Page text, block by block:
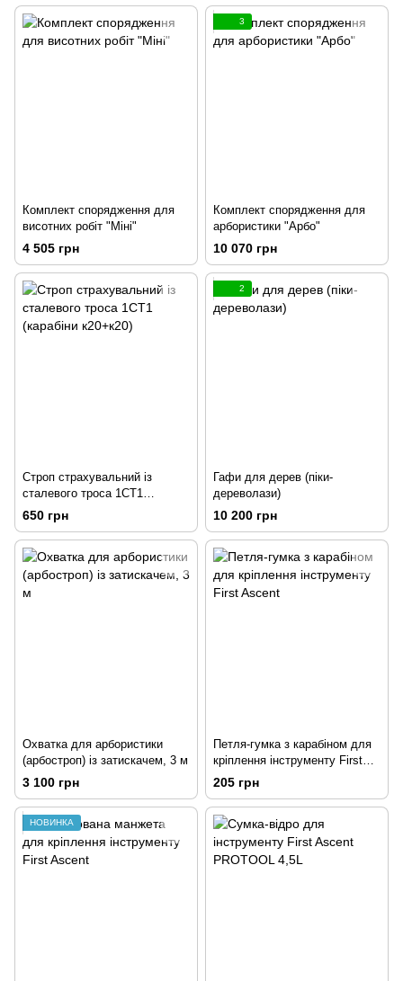
Комплект спорядження для
висотних робіт "Міні"
4 505 грн
3
Комплект спорядження для
арбористики "Арбо"
10 070 грн
Строп страхувальний із
сталевого троса 1СТ1
(карабіни к20+к20)
650 грн
2
Гафи для дерев (піки-
дереволази)
10 200 грн
Охватка для арбористики
(арбостроп) із затискачем, 3 м
3 100 грн
Петля-гумка з карабіном для
кріплення інструменту First
Ascent
205 грн
НОВИНКА